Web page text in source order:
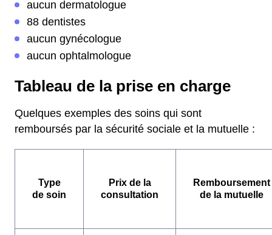
aucun dermatologue
88 dentistes
aucun gynécologue
aucun ophtalmologue
Tableau de la prise en charge
Quelques exemples des soins qui sont
remboursés par la sécurité sociale et la mutuelle :
Type
de soin
Prix de la
consultation
Remboursement
de la mutuelle